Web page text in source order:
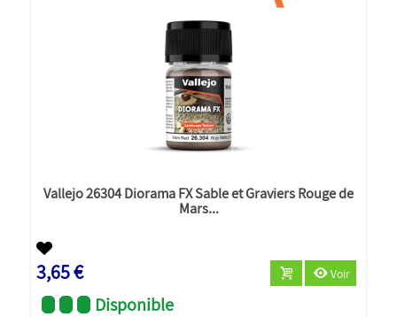
Vallejo 26304 Diorama FX Sable et Graviers Rouge de
Mars...
3,65 € Voir
Disponible